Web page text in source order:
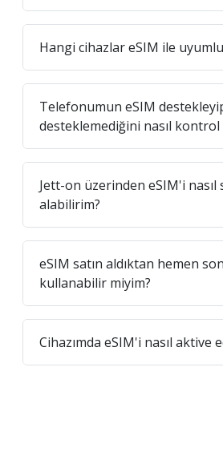
Hangi cihazlar eSIM ile
Telefonumun eSIM
desteklemediğini nasıl
Jett-on üzerinden eSIM'i nasıl
alabilirim?
eSIM satın aldıktan hemen
kullanabilir miyim?
Cihazımda eSIM'i nasıl aktive